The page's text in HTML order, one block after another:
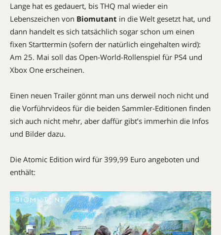
Lange hat es gedauert, bis THQ mal wieder ein
Lebenszeichen von Biomutant in die Welt gesetzt hat, und
dann handelt es sich tatsächlich sogar schon um einen
fixen Starttermin (sofern der natürlich eingehalten wird):
Am 25. Mai soll das Open-World-Rollenspiel für PS4 und
Xbox One erscheinen.
Einen neuen Trailer gönnt man uns derweil noch nicht und
die Vorführvideos für die beiden Sammler-Editionen finden
sich auch nicht mehr, aber daffür gibt’s immerhin die Infos
und Bilder dazu.
Die Atomic Edition wird für 399,99 Euro angeboten und
enthält: